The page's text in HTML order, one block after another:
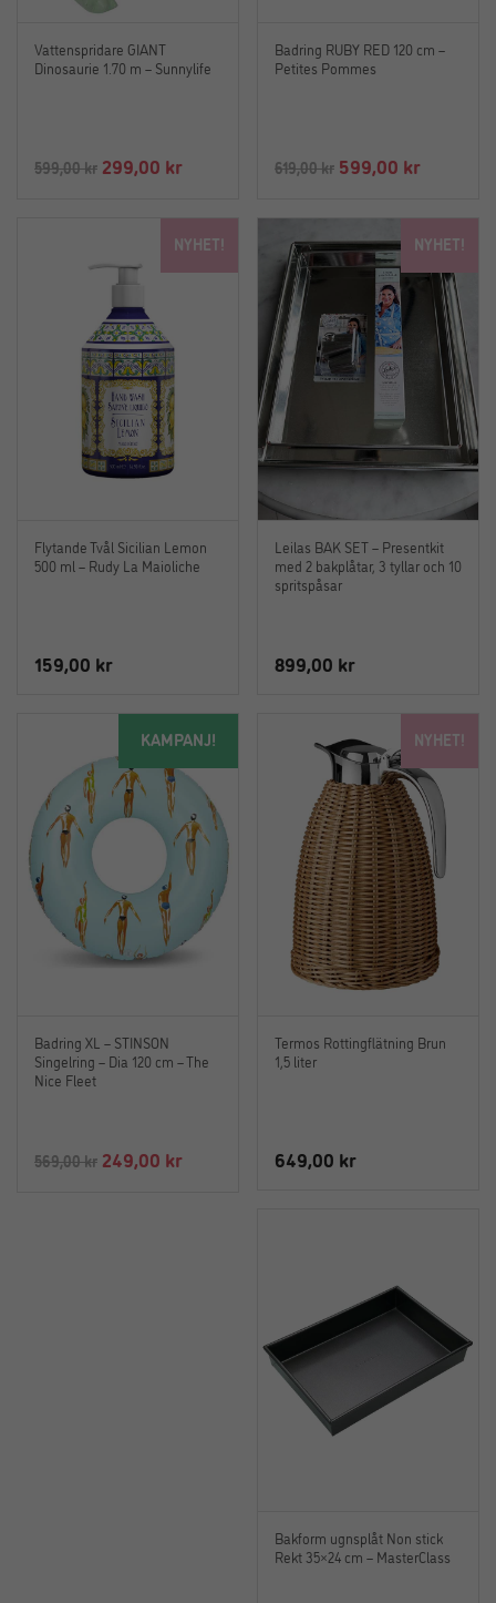
Badring RUBY RED 120 cm –
Petites Pommes
619,00kr Det
priset
var:
619,00 kr.
599,00 krDet
priset
är:
599,00
Vattenspridare GIANT
Dinosaurie 1.70 m – Sunnylife
599,00kr Det
599,00 kr.
299,00 krDet
priset
är:
299,00 kr.
NYHET!
Leilas BAK SET – Presentkit
med 2 bakplåtar, 3 tyllar och 10
spritspåsar
899,00 kr
NYHET!
Flytande Tvål Sicilian Lemon
500 ml – Rudy La Maioliche
159,00 kr
NYHET!
Termos Rottingflätning Brun
1,5 liter
649,00 kr
KAMPANJ!
Badring XL – STINSON
Singelring – Dia 120 cm – The
Nice Fleet
569,00kr Det
249,00 krDet
Bakform ugnsplåt Non stick
Rekt 35×24 cm – MasterClass